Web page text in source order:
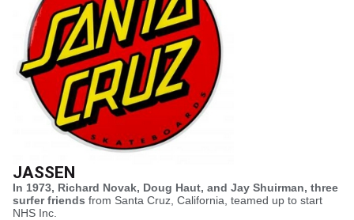
JASSEN
In 1973, Richard Novak, Doug Haut, and Jay Shuirman, three
surfer friends from Santa Cruz, California, teamed up to start
NHS Inc.